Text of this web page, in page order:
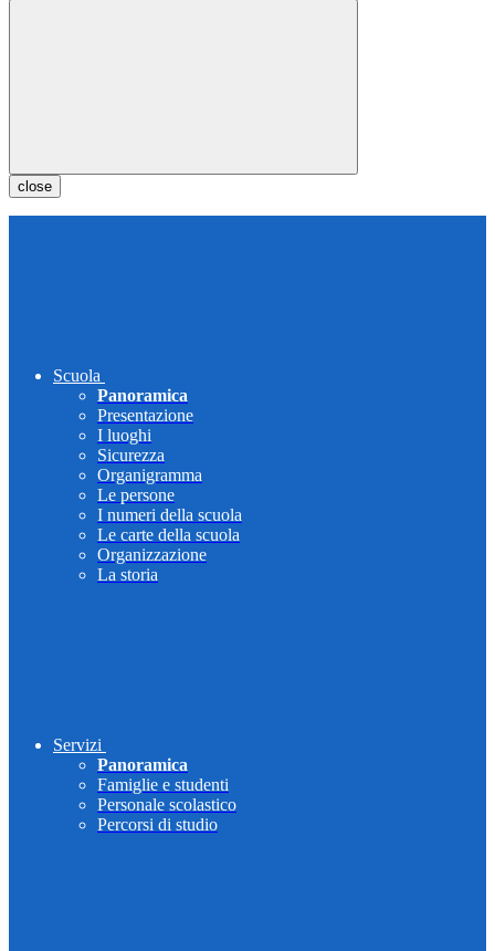
close
Scuola
Panoramica
Presentazione
I luoghi
Sicurezza
Organigramma
Le persone
I numeri della scuola
Le carte della scuola
Organizzazione
La storia
Servizi
Panoramica
Famiglie e studenti
Personale scolastico
Percorsi di studio